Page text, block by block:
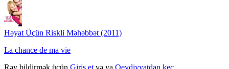
Həyat Üçün Riskli Məhəbbət (2011)
La chance de ma vie
Rəy bildirmək üçün Giriş et və ya Qeydiyyatdan keç